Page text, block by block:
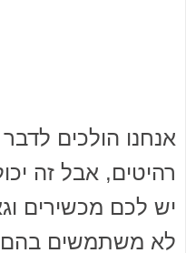
אנחנו הולכים
רהיטים, אבל זה
יש לכם מכשירים
לא משתמשים בהם